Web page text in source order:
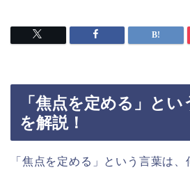
「焦点を定める」と
を解説！
「焦点を定める」という言葉は